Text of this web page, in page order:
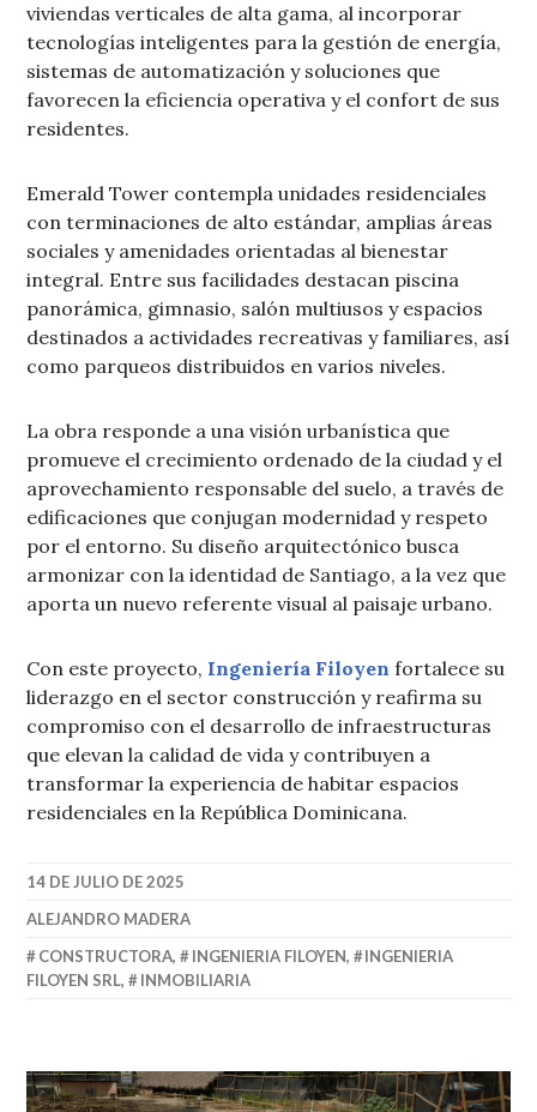
viviendas verticales de alta gama, al incorporar
tecnologías inteligentes para la gestión de energía,
sistemas de automatización y soluciones que
favorecen la eficiencia operativa y el confort de sus
residentes.
Emerald Tower contempla unidades residenciales
con terminaciones de alto estándar, amplias áreas
sociales y amenidades orientadas al bienestar
integral. Entre sus facilidades destacan piscina
panorámica, gimnasio, salón multiusos y espacios
destinados a actividades recreativas y familiares, así
como parqueos distribuidos en varios niveles.
La obra responde a una visión urbanística que
promueve el crecimiento ordenado de la ciudad y el
aprovechamiento responsable del suelo, a través de
edificaciones que conjugan modernidad y respeto
por el entorno. Su diseño arquitectónico busca
armonizar con la identidad de Santiago, a la vez que
aporta un nuevo referente visual al paisaje urbano.
Con este proyecto, Ingeniería Filoyen fortalece su
liderazgo en el sector construcción y reafirma su
compromiso con el desarrollo de infraestructuras
que elevan la calidad de vida y contribuyen a
transformar la experiencia de habitar espacios
residenciales en la República Dominicana.
14 DE JULIO DE 2025
ALEJANDRO MADERA
CONSTRUCTORA, INGENIERIA FILOYEN,
INGENIERIA
FILOYEN SRL, INMOBILIARIA